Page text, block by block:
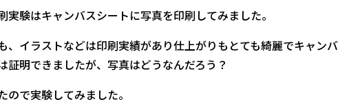
実験はキャンバスシートに写真を印刷してみました。
、イラストなどは印刷実績があり仕上がりもとても綺麗でキャン
証明できましたが、写真はどうなんだろう？
ので実験してみました。